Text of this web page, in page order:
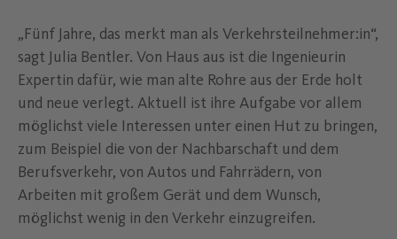
„Fünf Jahre, das merkt man als Verkehrsteilnehmer:in“,
sagt Julia Bentler. Von Haus aus ist die Ingenieurin
Expertin dafür, wie man alte Rohre aus der Erde holt
und neue verlegt. Aktuell ist ihre Aufgabe vor allem
möglichst viele Interessen unter einen Hut zu bringen,
zum Beispiel die von der Nachbarschaft und dem
Berufsverkehr, von Autos und Fahrrädern, von
Arbeiten mit großem Gerät und dem Wunsch,
möglichst wenig in den Verkehr einzugreifen.